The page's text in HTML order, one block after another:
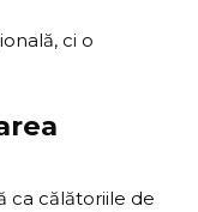
ci o
ca călătoriile de